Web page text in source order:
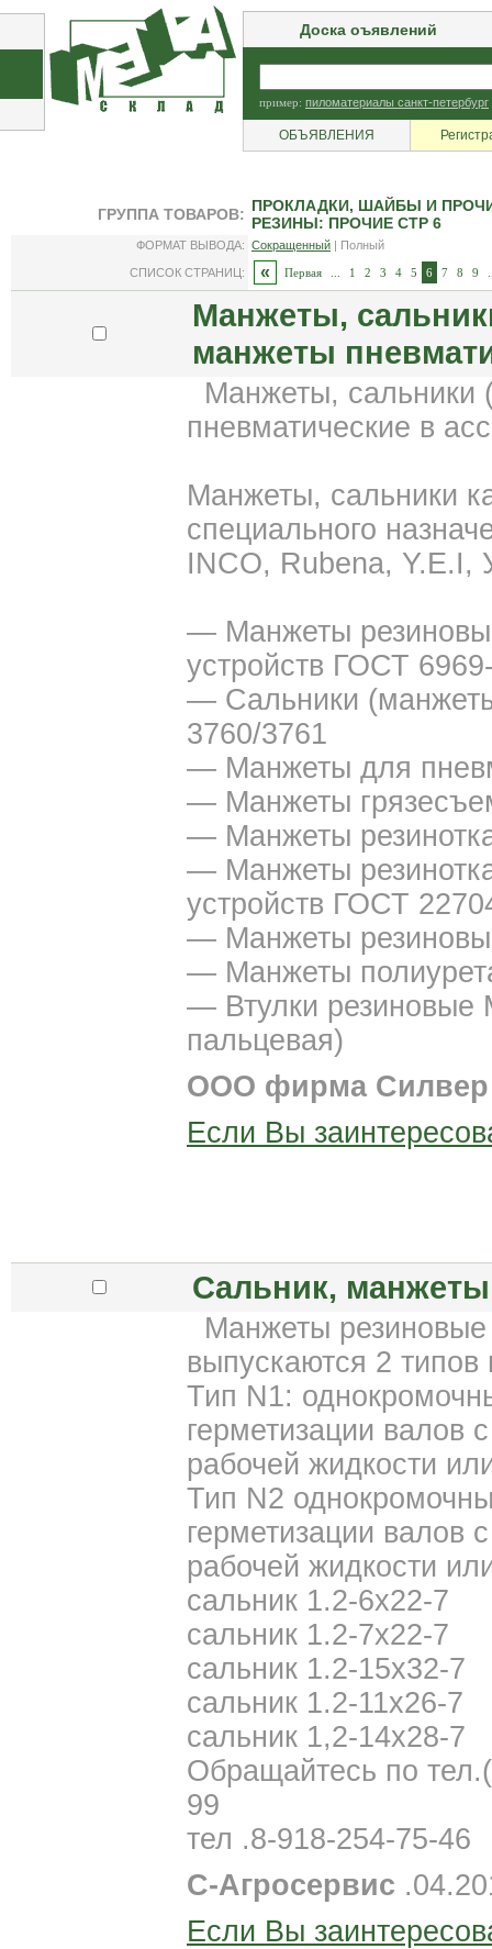
Доска оъявлений
пример: пиломатериалы санкт-петербург
ОБЪЯВЛЕНИЯ
ГРУППА ТОВАРОВ: ПРОКЛАДКИ, ШАЙБЫ И
РЕЗИНЫ: ПРОЧИЕ СТР 6
ФОРМАТ ВЫВОДА: Сокращенный | Полный
СПИСОК СТРАНИЦ: « Первая 1 2 3 4 5 6 7 8 9
Манжеты,
манжеты
Манжеты, сальники
пневматические в
Манжеты, сальники
специального
INCO, Rubena, Y.E.I,
— Манжеты
устройств ГОСТ
— Сальники
3760/3761
— Манжеты для
— Манжеты
— Манжеты
— Манжеты
устройств ГОСТ
— Манжеты
— Манжеты
— Втулки резиновые
пальцевая)
ООО фирма Силвер
Если Вы
Сальник,
Манжеты
выпускаются 2
Тип N1:
герметизации валов
рабочей жидкости
Тип N2
герметизации валов
рабочей жидкости
сальник 1.2-6х22-7
сальник 1.2-7х22-7
сальник 1.2-15х32-7
сальник 1.2-11х26-7
сальник 1,2-14х28-7
Обращайтесь по
99
тел .8-918-254-75-46
С-Агросервис
Если Вы